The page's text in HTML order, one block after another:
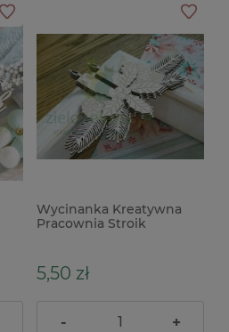
Wycinanka Kreatywna
Pracownia Stroik
5,50 zł
- +